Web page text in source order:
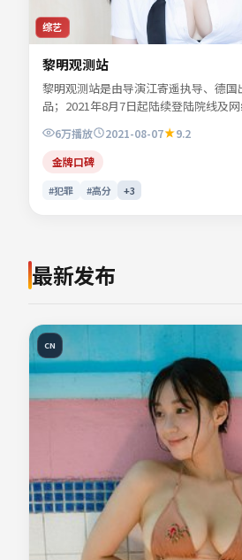
综艺
黎明观测站
黎明观测站是由导演江寄遥执导、德
品；2021年8月7日起陆续登陆院线及
言、陆星辞、楚望舒等共同诠释一段充
物动机层层揭开，真相并非唯一答案。
德国、院线同步与流媒体首播信息，
6万播放 2021-08-07
9.2
金牌口碑
#犯罪 #高分 +3
最新发布
CN